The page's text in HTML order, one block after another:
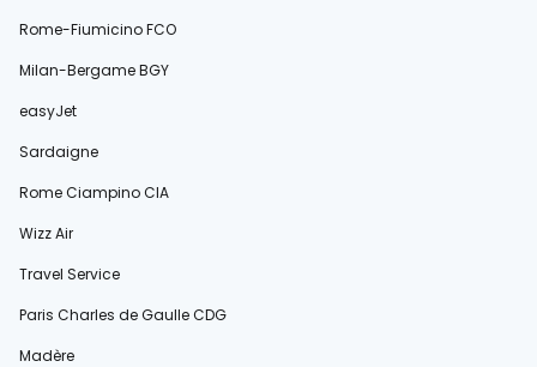
Rome-Fiumicino FCO
Milan-Bergame BGY
easyJet
Sardaigne
Rome Ciampino CIA
Wizz Air
Travel Service
Paris Charles de Gaulle CDG
Madère